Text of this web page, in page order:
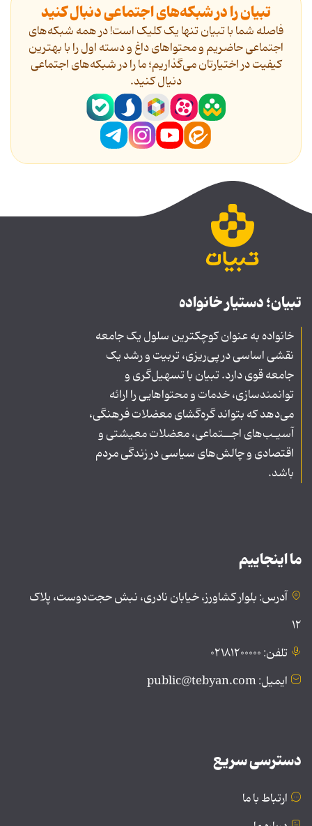
تبیان را در شبکه‌های اجتماعی دنبال کنید
فاصله شما با تبیان تنها یک کلیک است! در همه شبکه‌های
اجتماعی حاضریم و محتواهای داغ و دسته اول را با بهترین
کیفیت در اختیارتان می‌گذاریم؛ ما را در شبکه‌های اجتماعی
دنیال کنید.
تبیان؛ دستیار خانواده
خانواده به عنوان کوچکترین سلول یک جامعه
نقشی اساسی در پی‌ریزی، تربیت و رشد یک
جامعه قوی دارد. تبیان با تسهیل‌گری و
توانمندسازی، خدمات و محتواهایی را ارائه
می‌دهد که بتواند گره‌گشای معضلات فرهنگی،
آسیـب‌های اجــتماعی، معضلات معیشتی و
اقتصادی و چالش‌های سیاسی در زندگی مردم
باشد.
ما اینجاییم
آدرس: بلوار کشاورز، خیابان نادری، نبش حجت‌دوست، پلاک
۱۲
تلفن: ۰۲۱۸۱۲۰۰۰۰۰
ایمیل: public@tebyan.com
دسترسی سریع
ارتباط با ما